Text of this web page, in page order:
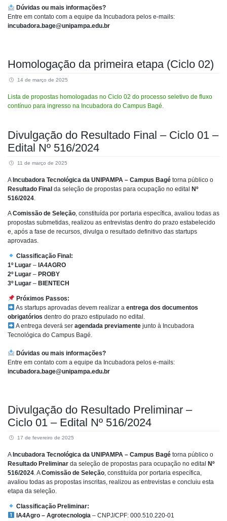
Dúvidas ou mais informações?
Entre em contato com a equipe da Incubadora pelos e-mails:
incubadora.bage@unipampa.edu.br
Homologação da primeira etapa (Ciclo 02)
14 de março de 2025
Lista de propostas homologadas no Ciclo 02 do processo seletivo de fluxo
contínuo para ingresso na Incubadora do Campus Bagé.
Divulgação do Resultado Final – Ciclo 01 –
Edital Nº 516/2024
11 de março de 2025
AIncubadora Tecnológica da UNIPAMPA – Campus Bagé torna público o
Resultado Final da seleção de propostas para ocupação no edital Nº
516/2024
AComissão de Seleção , constituída por portaria específica, avaliou todas as
propostas submetidas, realizou as entrevistas dentro do prazo estabelecido
e, após a fase de recursos, divulga o resultado definitivo das startups
aprovadas.
Classificação Final:
1º Lugar – IA4AGRO
2º Lugar – PROBY
3º Lugar – BIENTECH
Próximos Passos:
As startups aprovadas devem realizar a entrega dos documentos
obrigatórios dentro do prazo estipulado no edital.
A entrega deverá ser agendada previamentejunto à Incubadora
Tecnológica do Campus Bagé.
Dúvidas ou mais informações?
Entre em contato com a equipe da Incubadora pelos e-mails:
incubadora.bage@unipampa.edu.br
Divulgação do Resultado Preliminar –
Ciclo 01 – Edital Nº 516/2024
17 de fevereiro de 2025
AIncubadora Tecnológica da UNIPAMPA – Campus Bagé torna público o
Resultado Preliminar da seleção de propostas para ocupação no edital Nº
516/2024 . AComissão de Seleção , constituída por portaria específica,
avaliou todas as propostas inscritas, realizou as entrevistas e concluiu esta
etapa da seleção.
Classificação Preliminar:
IA4Agro – Agrotecnologia – CNPJ/CPF: 000.510.220-01